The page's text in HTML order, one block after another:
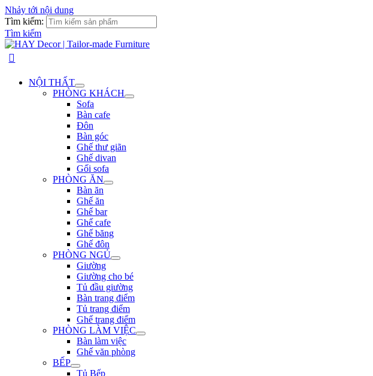
Nhảy tới nội dung
Tìm kiếm:
Tìm kiếm
NỘI THẤT
PHÒNG KHÁCH
Sofa
Bàn cafe
Đôn
Bàn góc
Ghế thư giãn
Ghế divan
Gối sofa
PHÒNG ĂN
Bàn ăn
Ghế ăn
Ghế bar
Ghế cafe
Ghế băng
Ghế đôn
PHÒNG NGỦ
Giường
Giường cho bé
Tủ đầu giường
Bàn trang điểm
Tủ trang điểm
Ghế trang điểm
PHÒNG LÀM VIỆC
Bàn làm việc
Ghế văn phòng
BẾP
Tủ Bếp